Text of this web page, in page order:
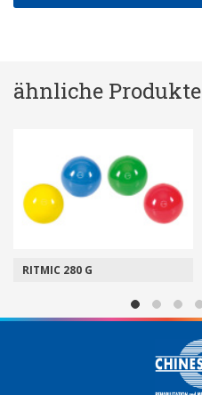
ähnliche Produkte
RITMIC 280 G